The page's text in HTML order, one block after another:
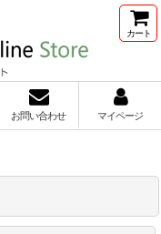
カート
お問い合わせ マイページ